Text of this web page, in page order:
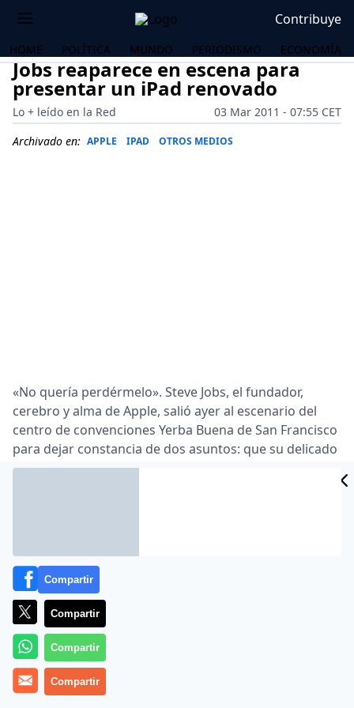
Contribuye
HOME POLÍTICA MUNDO PERIODISMO ECONOMÍA
Jobs reaparece en escena para
presentar un iPad renovado
Lo + leído en la Red
03 Mar 2011 - 07:55 CET
Archivado en: APPLE IPAD OTROS MEDIOS
«No quería perdérmelo». Steve Jobs, el fundador,
cerebro y alma de Apple, salió ayer al escenario del
centro de convenciones Yerba Buena de San Francisco
para dejar constancia de dos asuntos: que su delicado
estado de salud aún le permite realizar presentaciones
Compartir
Compartir
Compartir
Compartir